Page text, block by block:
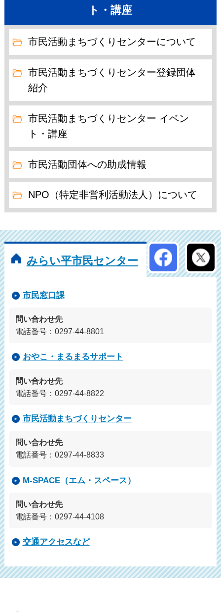
ト・講座
市民活動まちづくりセンターについて
市民活動まちづくりセンター登録団体
紹介
市民活動まちづくりセンター イベン
ト・講座
市民活動団体への助成情報
NPO（特定非営利活動法人）について
みらい平市民センター
公式アカウン
市民窓口課
問い合わせ先
電話番号：0297-44-8801
おやこ・まるまるサポート
問い合わせ先
電話番号：0297-44-8822
市民活動まちづくりセンター
問い合わせ先
電話番号：0297-44-8833
M-SPACE（エム・スペース）
問い合わせ先
電話番号：0297-44-4108
交通アクセスなど